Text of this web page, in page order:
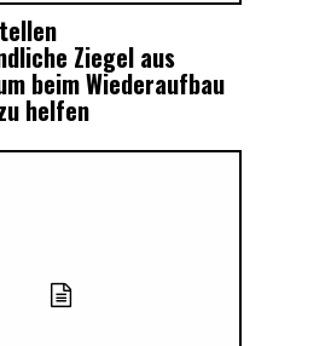
Ziegel aus
beim Wiederaufbau
helfen